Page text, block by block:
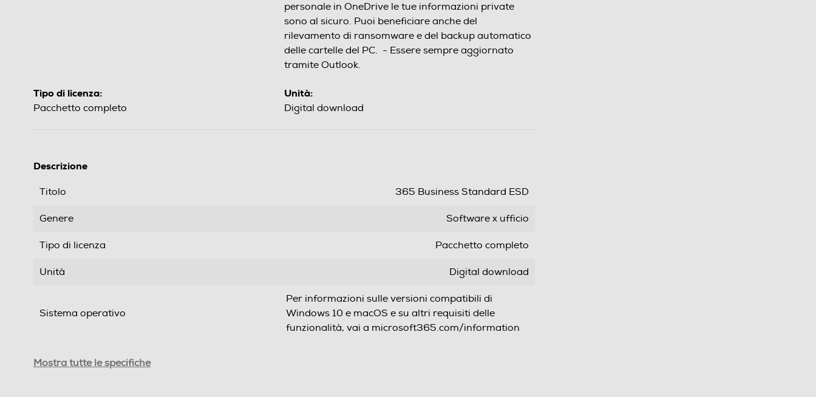
personale in OneDrive le tue informazioni private
sono al sicuro. Puoi beneficiare anche del
rilevamento di ransomware e del backup automatico
delle cartelle del PC. - Essere sempre aggiornato
tramite Outlook.
Tipo di licenza:
Pacchetto completo
Unità:
Digital download
Descrizione
Titolo 365 Business Standard ESD
Genere Software x ufficio
Tipo di licenza Pacchetto completo
Unità Digital download
Sistema operativo
Per informazioni sulle versioni compatibili di
Windows 10 e macOS e su altri requisiti delle
funzionalità, vai a microsoft365.com/information
Mostra tutte le specifiche